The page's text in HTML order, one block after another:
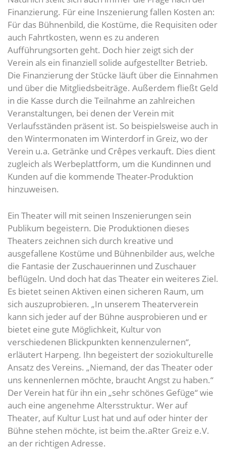
Finanzierung. Für eine Inszenierung fallen Kosten an:
Für das Bühnenbild, die Kostüme, die Requisiten oder
auch Fahrtkosten, wenn es zu anderen
Aufführungsorten geht. Doch hier zeigt sich der
Verein als ein finanziell solide aufgestellter Betrieb.
Die Finanzierung der Stücke läuft über die Einnahmen
und über die Mitgliedsbeiträge. Außerdem fließt Geld
in die Kasse durch die Teilnahme an zahlreichen
Veranstaltungen, bei denen der Verein mit
Verlaufsständen präsent ist. So beispielsweise auch in
den Wintermonaten im Winterdorf in Greiz, wo der
Verein u.a. Getränke und Crêpes verkauft. Dies dient
zugleich als Werbeplattform, um die Kundinnen und
Kunden auf die kommende Theater-Produktion
hinzuweisen.
Ein Theater will mit seinen Inszenierungen sein
Publikum begeistern. Die Produktionen dieses
Theaters zeichnen sich durch kreative und
ausgefallene Kostüme und Bühnenbilder aus, welche
die Fantasie der Zuschauerinnen und Zuschauer
beflügeln. Und doch hat das Theater ein weiteres Ziel.
Es bietet seinen Aktiven einen sicheren Raum, um
sich auszuprobieren. „In unserem Theaterverein
kann sich jeder auf der Bühne ausprobieren und er
bietet eine gute Möglichkeit, Kultur von
verschiedenen Blickpunkten kennenzulernen“,
erläutert Harpeng. Ihn begeistert der soziokulturelle
Ansatz des Vereins. „Niemand, der das Theater oder
uns kennenlernen möchte, braucht Angst zu haben.“
Der Verein hat für ihn ein „sehr schönes Gefüge“ wie
auch eine angenehme Altersstruktur. Wer auf
Theater, auf Kultur Lust hat und auf oder hinter der
Bühne stehen möchte, ist beim the.aRter Greiz e.V.
an der richtigen Adresse.